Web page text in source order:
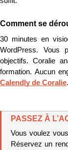
Comment se
30 minutes en
WordPress. Vous
objectifs. Coralie
formation. Aucun
Calendly de Coralie.
PASSEZ À
Vous voulez
Réservez un